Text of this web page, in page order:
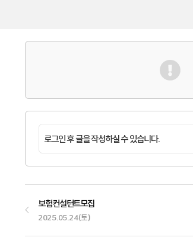
보험컨설턴트모집
2025.05.24(토)